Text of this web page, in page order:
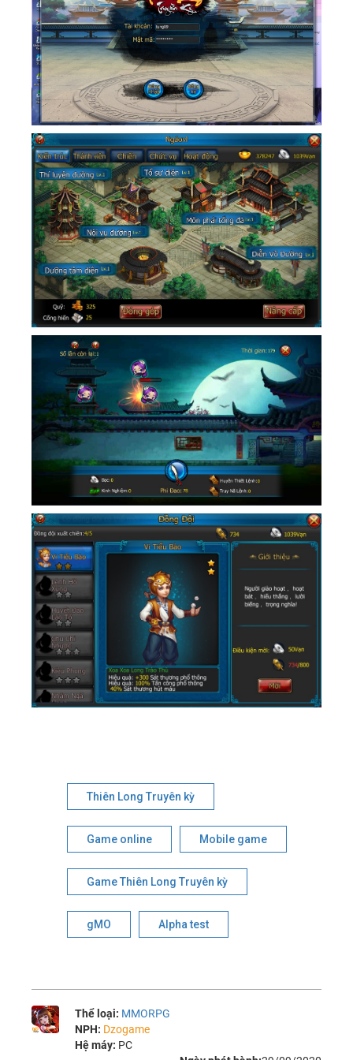
Thiên Long Truyên kỳ
Game online Mobile game
Game Thiên Long Truyên kỳ
gMO Alpha test
Thể loại: MMORPG
NPH: Dzogame
Hệ máy: PC